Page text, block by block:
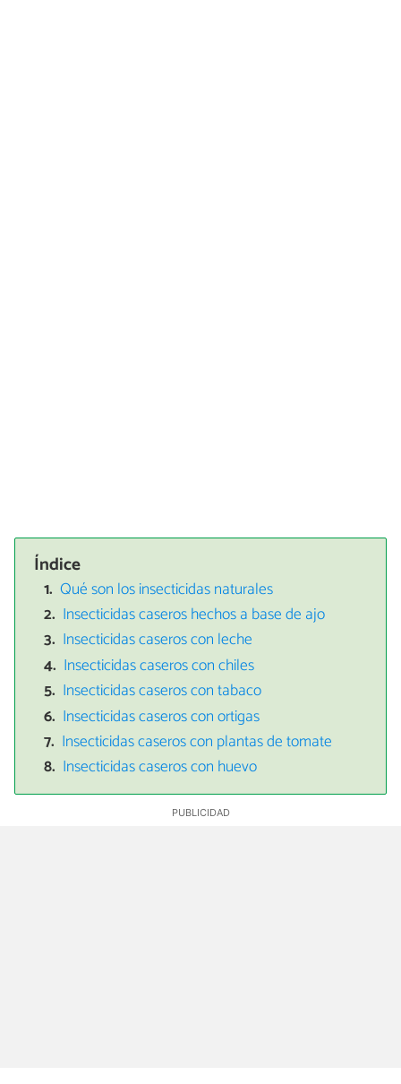
Índice
Qué son los insecticidas naturales
Insecticidas caseros hechos a base de ajo
Insecticidas caseros con leche
Insecticidas caseros con chiles
Insecticidas caseros con tabaco
Insecticidas caseros con ortigas
Insecticidas caseros con plantas de tomate
Insecticidas caseros con huevo